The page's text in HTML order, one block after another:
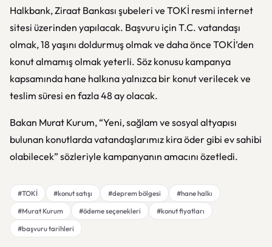
Halkbank, Ziraat Bankası şubeleri ve TOKİ resmi internet
sitesi üzerinden yapılacak. Başvuru için T.C. vatandaşı
olmak, 18 yaşını doldurmuş olmak ve daha önce TOKİ’den
konut almamış olmak yeterli. Söz konusu kampanya
kapsamında hane halkına yalnızca bir konut verilecek ve
teslim süresi en fazla 48 ay olacak.
Bakan Murat Kurum, “Yeni, sağlam ve sosyal altyapısı
bulunan konutlarda vatandaşlarımız kira öder gibi ev sahibi
olabilecek” sözleriyle kampanyanın amacını özetledi.
#TOKİ #konut satışı #deprem bölgesi
#hane halkı
#Murat Kurum
#ödeme seçenekleri
#konut fiyatları
#başvuru tarihleri